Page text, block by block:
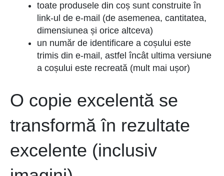
toate produsele din coș sunt construite în
link-ul de e-mail (de asemenea, cantitatea,
dimensiunea și orice altceva)
un număr de identificare a coșului este
trimis din e-mail, astfel încât ultima versiune
a coșului este recreată (mult mai ușor)
O copie excelentă se
transformă în rezultate
excelente (inclusiv